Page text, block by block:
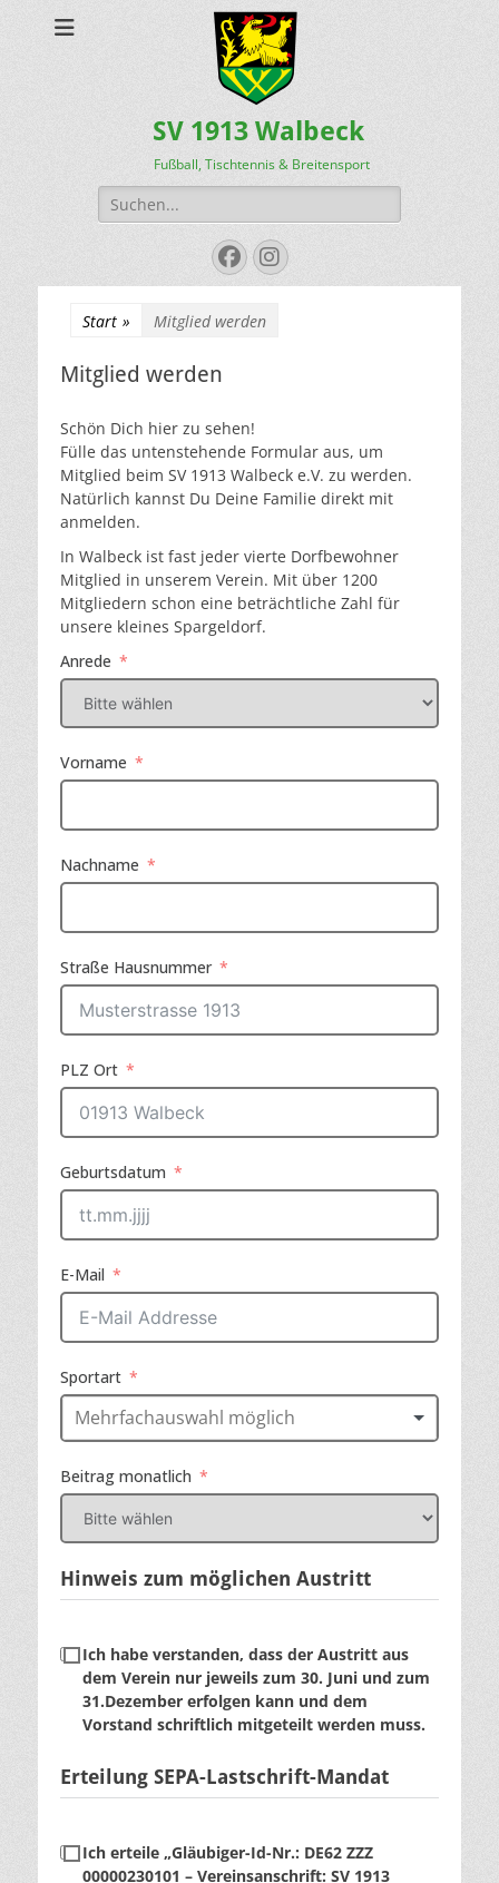
SV 1913 Walbeck
Fußball, Tischtennis & Breitensport
Suchen
nach:
Facebook
Instagram
Start » Mitglied werden
Mitglied werden
Schön Dich hier zu sehen!
Fülle das untenstehende Formular aus, um
Mitglied beim SV 1913 Walbeck e.V. zu werden.
Natürlich kannst Du Deine Familie direkt mit
anmelden.
In Walbeck ist fast jeder vierte Dorfbewohner
Mitglied in unserem Verein. Mit über 1200
Mitgliedern schon eine beträchtliche Zahl für
unsere kleines Spargeldorf.
Anrede
Vorname
Nachname
Straße Hausnummer
PLZ Ort
Geburtsdatum
E-Mail
Sportart
Beitrag monatlich
Hinweis zum möglichen Austritt
Ich habe verstanden, dass der Austritt aus
dem Verein nur jeweils zum 30. Juni und zum
31.Dezember erfolgen kann und dem
Vorstand schriftlich mitgeteilt werden muss.
Erteilung SEPA-Lastschrift-Mandat
Ich erteile „Gläubiger-Id-Nr.: DE62 ZZZ
00000230101 – Vereinsanschrift: SV 1913